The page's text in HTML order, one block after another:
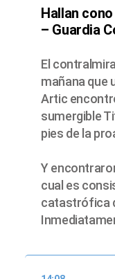
Hallan
– Guardia
El
mañana que
Artic
sumergible
pies de la
Y
cual es
catastrófica